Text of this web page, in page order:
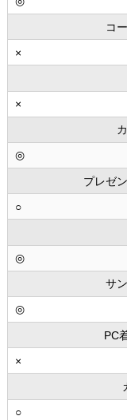
コ
×
×
◎
プレゼ
○
◎
サ
◎
PC
×
○